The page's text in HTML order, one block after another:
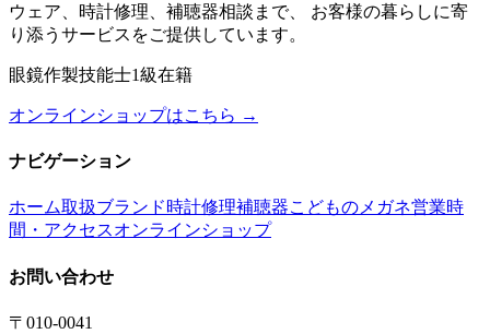
ウェア、時計修理、補聴器相談まで、 お客様の暮らしに寄
り添うサービスをご提供しています。
眼鏡作製技能士1級在籍
オンラインショップはこちら →
ナビゲーション
ホーム取扱ブランド時計修理補聴器こどものメガネ営業時
間・アクセスオンラインショップ
お問い合わせ
〒010-0041